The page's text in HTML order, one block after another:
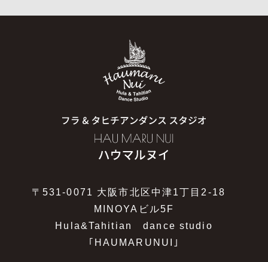
〒531-0071 大阪市北区中津1丁目2-18
MINOYAビル5F
Hula&Tahitian dance studio
｢HAUMARUNUI｣